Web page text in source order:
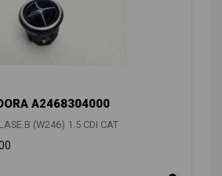
A2468304000
B (W246) 1.5 CDI CAT